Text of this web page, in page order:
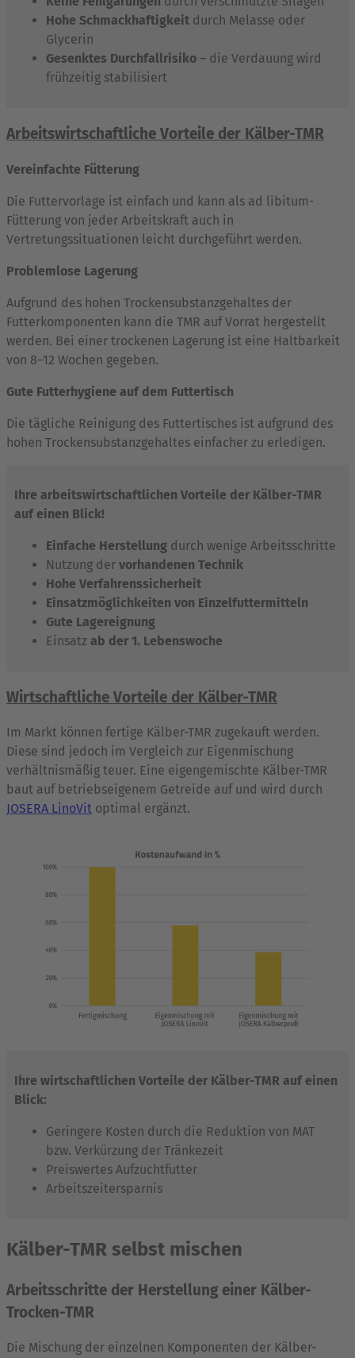
Hohe Schmackhaftigkeit durch Melasse oder
Glycerin
Gesenktes Durchfallrisiko – die Verdauung wird
frühzeitig stabilisiert
Arbeitswirtschaftliche Vorteile der Kälber-TMR
Vereinfachte Fütterung
Die Futtervorlage ist einfach und kann als ad libitum-
Fütterung von jeder Arbeitskraft auch in
Vertretungssituationen leicht durchgeführt werden.
Problemlose Lagerung
Aufgrund des hohen Trockensubstanzgehaltes der
Futterkomponenten kann die TMR auf Vorrat hergestellt
werden. Bei einer trockenen Lagerung ist eine Haltbarkeit
von 8–12 Wochen gegeben.
Gute Futterhygiene auf dem Futtertisch
Die tägliche Reinigung des Futtertisches ist aufgrund des
hohen Trockensubstanzgehaltes einfacher zu erledigen.
Ihre arbeitswirtschaftlichen Vorteile der Kälber-TMR
auf einen Blick!
Einfache Herstellung durch wenige Arbeitsschritte
Nutzung der vorhandenen Technik
Hohe Verfahrenssicherheit
Einsatzmöglichkeiten von Einzelfuttermitteln
Gute Lagereignung
Einsatz ab der 1. Lebenswoche
Wirtschaftliche Vorteile der Kälber-TMR
Im Markt können fertige Kälber-TMR zugekauft werden.
Diese sind jedoch im Vergleich zur Eigenmischung
verhältnismäßig teuer. Eine eigengemischte Kälber-TMR
baut auf betriebseigenem Getreide auf und wird durch
JOSERA LinoVit optimal ergänzt.
Ihre wirtschaftlichen Vorteile der Kälber-TMR auf einen
Blick:
Geringere Kosten durch die Reduktion von MAT
bzw. Verkürzung der Tränkezeit
Preiswertes Aufzuchtfutter
Arbeitszeitersparnis
Kälber-TMR selbst mischen
Arbeitsschritte der Herstellung einer Kälber-
Trocken-TMR
Die Mischung der einzelnen Komponenten der Kälber-